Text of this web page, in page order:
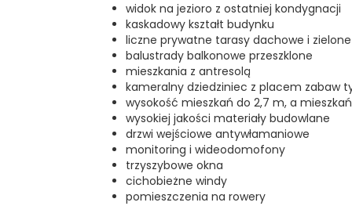
widok na jezioro z ostatniej kondygnacji
kaskadowy kształt budynku
liczne prywatne tarasy dachowe i
balustrady balkonowe przeszklone
mieszkania z antresolą
kameralny dziedziniec z placem zabaw
wysokość mieszkań do 2,7 m, a
wysokiej jakości materiały budowlane
drzwi wejściowe antywłamaniowe
monitoring i wideodomofony
trzyszybowe okna
cichobieżne windy
pomieszczenia na rowery